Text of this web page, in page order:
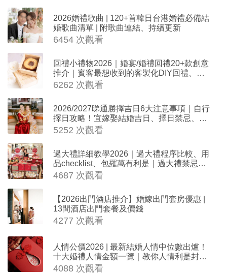
2026婚禮歌曲 | 120+首韓日台港婚禮必備結
婚歌曲清單 | 附歌曲連結、持續更新
6454 次觀看
回禮小禮物2026｜婚宴/婚禮回禮20+款創意
推介｜賓客最想收到的客製化DIY回禮、姊
妹禮物（持續更新）
6262 次觀看
2026/2027睇通勝擇吉日6大注意事項｜自行
擇日攻略！宜嫁娶結婚吉日、擇日禁忌、相
沖生肖一覽
5252 次觀看
過大禮詳細教學2026｜過大禮程序比較、用
品checklist、包羅萬有利是｜過大禮禁忌及
吉祥說話
4687 次觀看
【2026出門酒店推介】婚嫁出門套房優惠 |
13間酒店出門套餐及價錢
4277 次觀看
人情公價2026 | 最新結婚人情中位數出爐！
十大婚禮人情金額一覽｜教你人情利是封寫
法
4088 次觀看